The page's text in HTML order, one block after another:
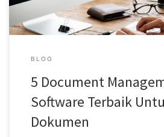
BLOG
5 Document
Software Terbaik
Dokumen